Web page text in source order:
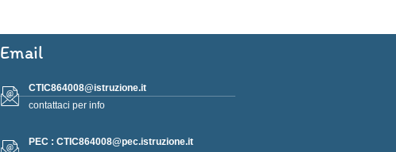
Email
CTIC864008@istruzione.it
contattaci per info
PEC : CTIC864008@pec.istruzione.it